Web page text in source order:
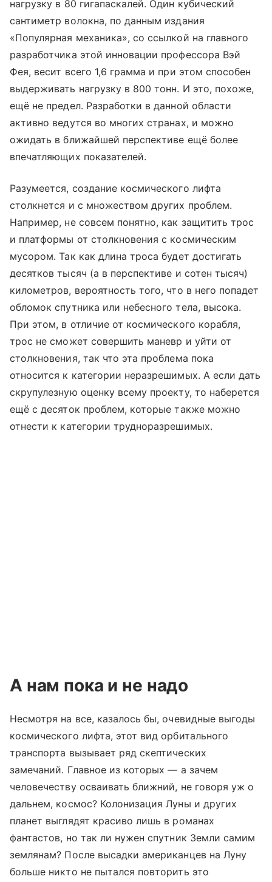
нагрузку в 80 гигапаскалей. Один кубический
сантиметр волокна, по данным издания
«Популярная механика», со ссылкой на главного
разработчика этой инновации профессора Вэй
Фея, весит всего 1,6 грамма и при этом способен
выдерживать нагрузку в 800 тонн. И это, похоже,
ещё не предел. Разработки в данной области
активно ведутся во многих странах, и можно
ожидать в ближайшей перспективе ещё более
впечатляющих показателей.
Разумеется, создание космического лифта
столкнется и с множеством других проблем.
Например, не совсем понятно, как защитить трос
и платформы от столкновения с космическим
мусором. Так как длина троса будет достигать
десятков тысяч (а в перспективе и сотен тысяч)
километров, вероятность того, что в него попадет
обломок спутника или небесного тела, высока.
При этом, в отличие от космического корабля,
трос не сможет совершить маневр и уйти от
столкновения, так что эта проблема пока
относится к категории неразрешимых. А если дать
скрупулезную оценку всему проекту, то наберется
ещё с десяток проблем, которые также можно
отнести к категории трудноразрешимых.
А нам пока и не надо
Несмотря на все, казалось бы, очевидные выгоды
космического лифта, этот вид орбитального
транспорта вызывает ряд скептических
замечаний. Главное из которых — а зачем
человечеству осваивать ближний, не говоря уж о
дальнем, космос? Колонизация Луны и других
планет выглядят красиво лишь в романах
фантастов, но так ли нужен спутник Земли самим
землянам? После высадки американцев на Луну
больше никто не пытался повторить это